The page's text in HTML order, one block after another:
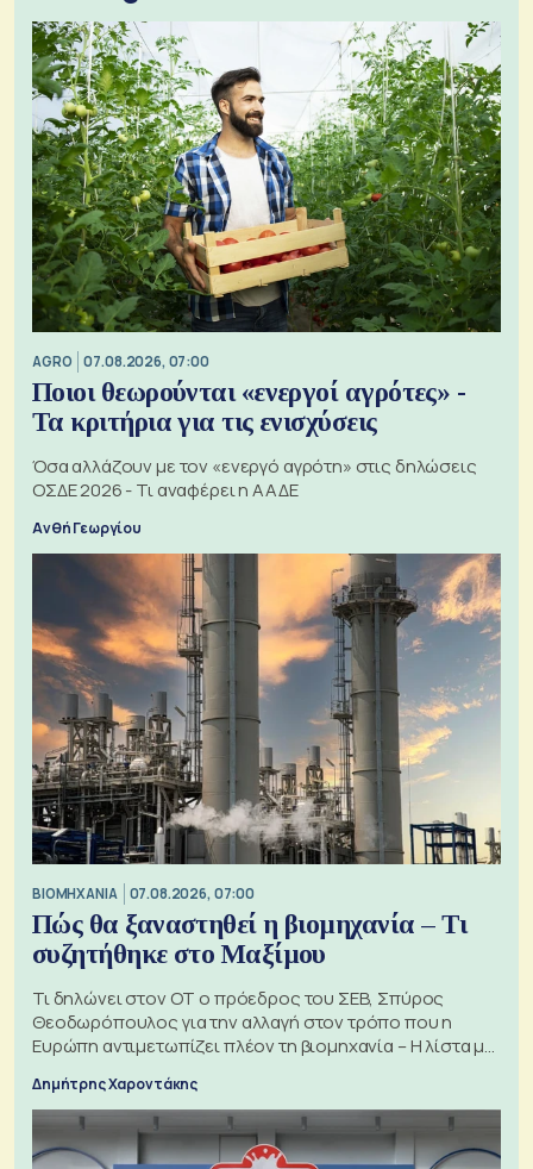
AGRO 07.08.2026, 07:00
Ποιοι θεωρούνται «ενεργοί αγρότες» -
Τα κριτήρια για τις ενισχύσεις
Όσα αλλάζουν με τον «ενεργό αγρότη» στις δηλώσεις
ΟΣΔΕ 2026 - Τι αναφέρει η ΑΑΔΕ
Ανθή Γεωργίου
ΒΙΟΜΗΧΑΝΙΑ 07.08.2026, 07:00
Πώς θα ξαναστηθεί η βιομηχανία – Τι
συζητήθηκε στο Μαξίμου
Τι δηλώνει στον ΟΤ ο πρόεδρος του ΣΕΒ, Σπύρος
Θεοδωρόπουλος για την αλλαγή στον τρόπο που η
Ευρώπη αντιμετωπίζει πλέον τη βιομηχανία – Η λίστα με
Δημήτρης Χαροντάκης